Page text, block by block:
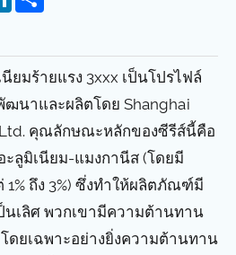
ยมร้ายแรง 3xxx เป็นโปรไฟล์
นาและผลิตโดย Shanghai
Ltd. คุณลักษณะหลักของซีรีส์นี้คือ
ลูมิเนียม-แมงกานีส (โดยมี
ถึง 3%) ซึ่งทำให้ผลิตภัณฑ์มี
เลิศ พวกเขามีความต้านทาน
ดยเฉพาะอย่างยิ่งความต้านทาน